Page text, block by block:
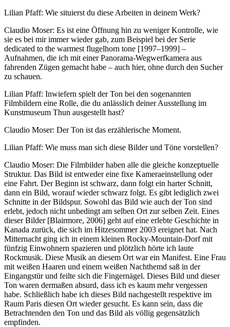
Lilian Pfaff: Wie situierst du diese Arbeiten in deinem Werk?
Claudio Moser: Es ist eine Öffnung hin zu weniger Kontrolle, wie
sie es bei mir immer wieder gab, zum Beispiel bei der Serie
dedicated to the warmest flugelhorn tone [1997–1999] –
Aufnahmen, die ich mit einer Panorama-Wegwerfkamera aus
fahrenden Zügen gemacht habe – auch hier, ohne durch den Sucher
zu schauen.
Lilian Pfaff: Inwiefern spielt der Ton bei den sogenannten
Filmbildern eine Rolle, die du anlässlich deiner Ausstellung im
Kunstmuseum Thun ausgestellt hast?
Claudio Moser: Der Ton ist das erzählerische Moment.
Lilian Pfaff: Wie muss man sich diese Bilder und Töne vorstellen?
Claudio Moser: Die Filmbilder haben alle die gleiche konzeptuelle
Struktur. Das Bild ist entweder eine fixe Kameraeinstellung oder
eine Fahrt. Der Beginn ist schwarz, dann folgt ein harter Schnitt,
dann ein Bild, worauf wieder schwarz folgt. Es gibt lediglich zwei
Schnitte in der Bildspur. Sowohl das Bild wie auch der Ton sind
erlebt, jedoch nicht unbedingt am selben Ort zur selben Zeit. Eines
dieser Bilder [Blairmore, 2006] geht auf eine erlebte Geschichte in
Kanada zurück, die sich im Hitzesommer 2003 ereignet hat. Nach
Mitternacht ging ich in einem kleinen Rocky-Mountain-Dorf mit
fünfzig Einwohnern spazieren und plötzlich hörte ich laute
Rockmusik. Diese Musik an diesem Ort war ein Manifest. Eine Frau
mit weißen Haaren und einem weißen Nachthemd saß in der
Eingangstür und feilte sich die Fingernägel. Dieses Bild und dieser
Ton waren dermaßen absurd, dass ich es kaum mehr vergessen
habe. Schließlich habe ich dieses Bild nachgestellt respektive im
Raum Paris diesen Ort wieder gesucht. Es kann sein, dass die
Betrachtenden den Ton und das Bild als völlig gegensätzlich
empfinden.